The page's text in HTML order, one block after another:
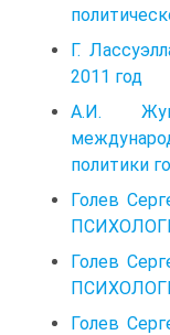
Г.
2011 год
А.И.
политики
Голев
Голев
Голев